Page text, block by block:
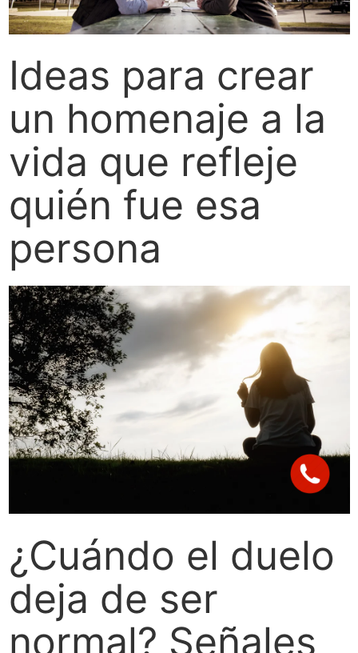
Ideas para crear
un homenaje a la
vida que refleje
quién fue esa
persona
¿Cuándo el duelo
deja de ser
normal? Señales